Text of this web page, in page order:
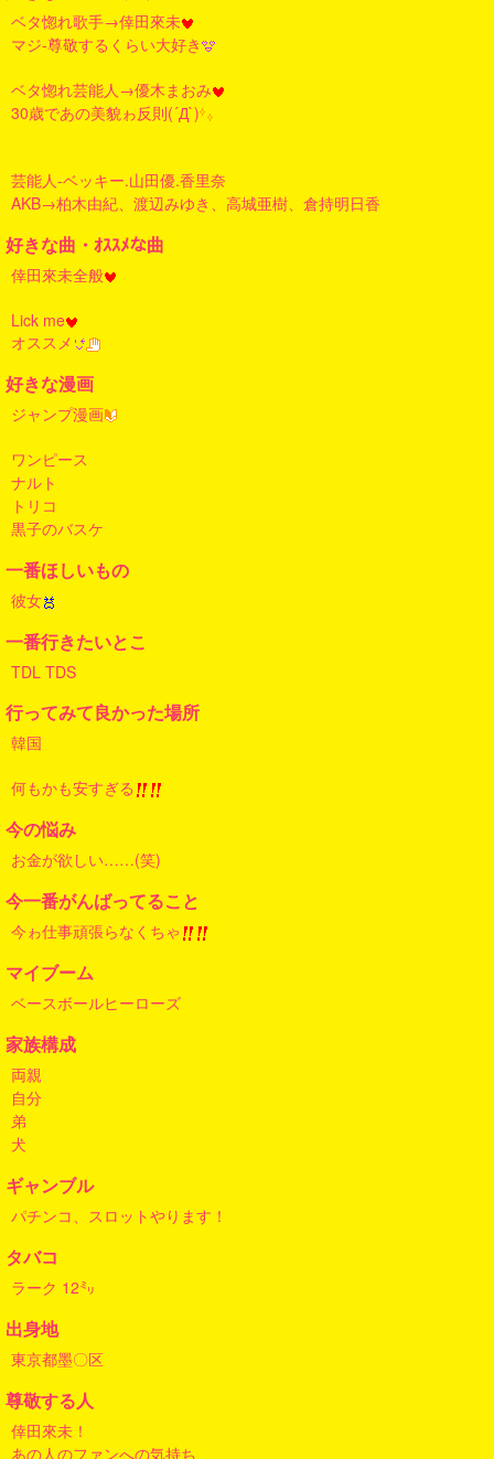
ベタ惚れ歌手→倖田來未
マジ-尊敬するくらい大好き
ベタ惚れ芸能人→優木まおみ
30歳であの美貌ゎ反則(´Д`)
芸能人-ベッキー.山田優.香里奈
AKB→柏木由紀、渡辺みゆき、高城亜樹、倉持明日香
好きな曲・ｵｽｽﾒな曲
倖田來未全般
Lick me
オススメ
好きな漫画
ジャンプ漫画
ワンピース
ナルト
トリコ
黒子のバスケ
一番ほしいもの
彼女
一番行きたいとこ
TDL TDS
行ってみて良かった場所
韓国
何もかも安すぎる
今の悩み
お金が欲しい……(笑)
今一番がんばってること
今ゎ仕事頑張らなくちゃ
マイブーム
ベースボールヒーローズ
家族構成
両親
自分
弟
犬
ギャンブル
パチンコ、スロットやります！
タバコ
ラーク 12㍉
出身地
東京都墨〇区
尊敬する人
倖田來未！
あの人のファンへの気持ち